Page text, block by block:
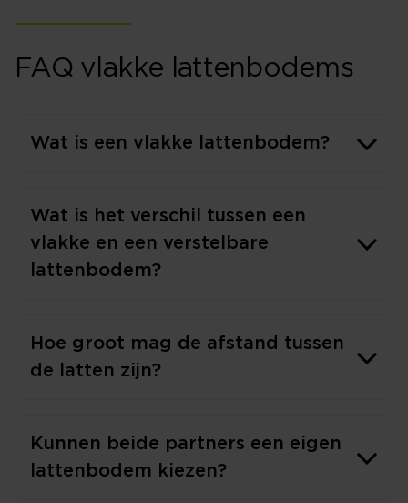
FAQ vlakke lattenbodems
Wat is een vlakke lattenbodem?
Wat is het verschil tussen een
vlakke en een verstelbare
lattenbodem?
Hoe groot mag de afstand tussen
de latten zijn?
Kunnen beide partners een eigen
lattenbodem kiezen?